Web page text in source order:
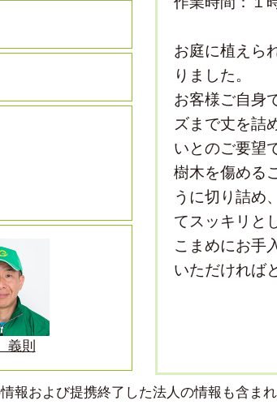
則
お庭に植えら
りました。
お客様ご自身
ズまで丈を詰
いとのご要望
樹木を傷める
うに切り詰め
てスッキリと
こまめにお手
いただければ
報および提携終了した法人の情報も含まれ